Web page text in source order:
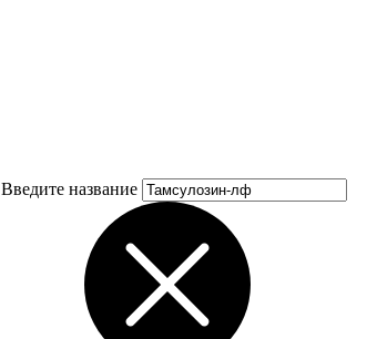
Введите название